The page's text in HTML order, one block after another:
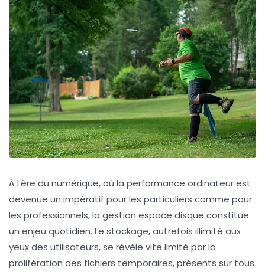
À l’ère du numérique, où la performance ordinateur est
devenue un impératif pour les particuliers comme pour
les professionnels, la gestion espace disque constitue
un enjeu quotidien. Le stockage, autrefois illimité aux
yeux des utilisateurs, se révèle vite limité par la
prolifération des fichiers temporaires, présents sur tous